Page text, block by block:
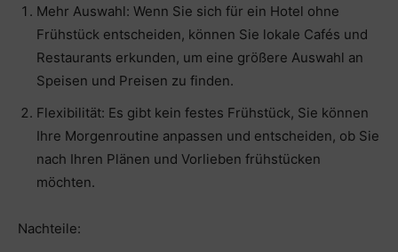
Mehr Auswahl: Wenn Sie sich für ein Hotel ohne
Frühstück entscheiden, können Sie lokale Cafés und
Restaurants erkunden, um eine größere Auswahl an
Speisen und Preisen zu finden.
Flexibilität: Es gibt kein festes Frühstück, Sie können
Ihre Morgenroutine anpassen und entscheiden, ob Sie
nach Ihren Plänen und Vorlieben frühstücken
möchten.
Nachteile: